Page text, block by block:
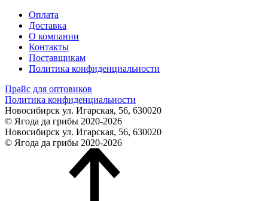
Оплата
Доставка
О компании
Контакты
Поставщикам
Политика конфиденциальности
Прайс для оптовиков
Политика конфиденциальности
Новосибирск ул. Игарская, 56, 630020
© Ягода да грибы 2020-2026
Новосибирск ул. Игарская, 56, 630020
© Ягода да грибы 2020-2026